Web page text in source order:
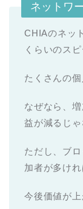
ネットワ
CHIAのネッ
くらいのス
たくさんの
なぜなら、
益が減るじゃ
ただし、ブ
加者が多け
今後価値が上